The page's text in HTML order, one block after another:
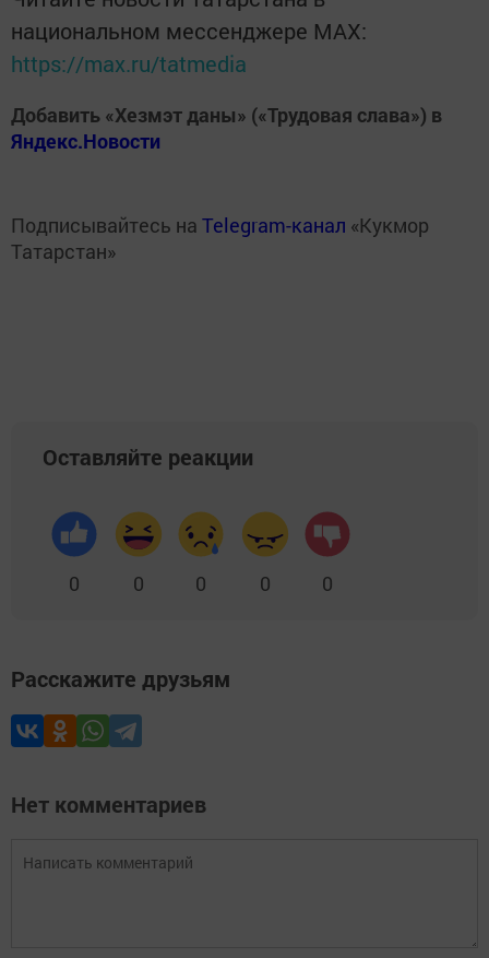
национальном мессенджере MАХ:
https://max.ru/tatmedia
Добавить «Хезмэт даны» («Трудовая слава») в
Яндекс.Новости
Подписывайтесь на Telegram-канал «Кукмор
Татарстан»
Оставляйте реакции
0 0 0 0 0
Расскажите друзьям
Нет комментариев